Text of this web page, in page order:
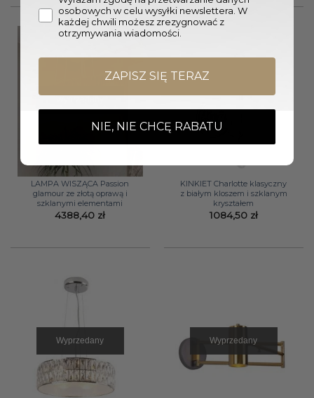
LAMPA WISZĄCA Passion
glamour ze złotą oprawą i
szklanymi elementami
4388,40 zł
KINKIET Charlotte klasyczny
z białym kloszem i szklanym
kryształem
1084,50 zł
Wyprzedany Wyprzedany
osobowych w celu wysyłki newslettera. W
każdej chwili możesz zrezygnować z
otrzymywania wiadomości.
ZAPISZ SIĘ TERAZ
NIE, NIE CHCĘ RABATU